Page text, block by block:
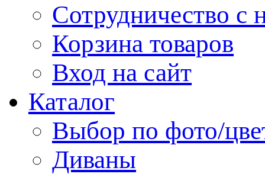
Сотрудничество с
Корзина товаров
Вход на сайт
Каталог
Выбор по фото/
Диваны